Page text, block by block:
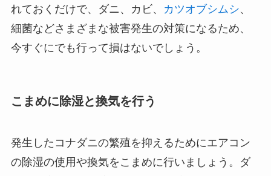
れておくだけで、ダニ、カビ、
カツオブシムシ、
細菌などさまざまな被害発生の対策になるため、
今すぐにでも行って損はないでしょう。
こまめに除湿と換気を行う
発生したコナダニの繁殖を抑えるためにエアコン
の除湿の使用や換気をこまめに行いましょう。ダ